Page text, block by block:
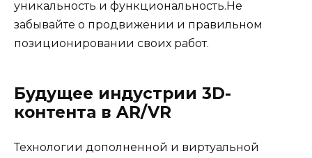
уникальность и функциональность.Не
забывайте о продвижении и правильном
позиционировании своих работ.
Будущее индустрии 3D-
контента в AR/VR
Технологии дополненной и виртуальной